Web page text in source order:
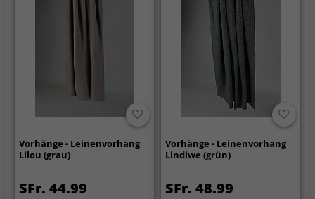
Vorhänge - Leinenvorhang
Lilou (grau)
SFr. 44.99
Vorhänge - Leinenvorhang
Lindiwe (grün)
SFr. 48.99